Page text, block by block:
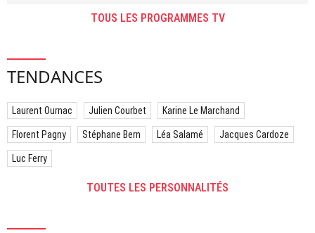
TOUS LES PROGRAMMES TV
TENDANCES
Laurent Ournac Julien Courbet Karine Le Marchand
Florent Pagny Stéphane Bern Léa Salamé Jacques Cardoze
Luc Ferry
TOUTES LES PERSONNALITÉS